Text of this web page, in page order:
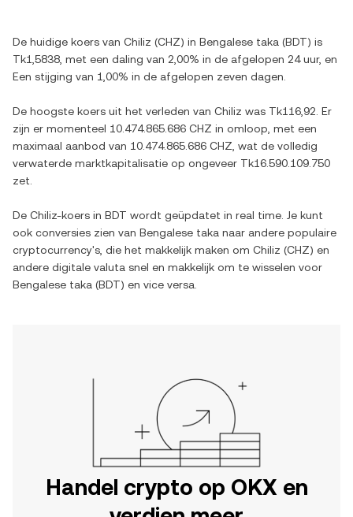
De huidige koers van Chiliz (CHZ) in Bengalese taka (BDT) is
Tk1,5838 , met een daling van 2,00% in de afgelopen 24 uur, en
Een stijging van 1,00% in de afgelopen zeven dagen.
De hoogste koers uit het verleden van Chiliz was Tk116,92 . Er
zijn er momenteel 10.474.865.686 CHZ in omloop, met een
maximaal aanbod van 10.474.865.686 CHZ , wat de volledig
verwaterde marktkapitalisatie op ongeveer Tk16.590.109.750
zet.
De Chiliz-koers in BDT wordt geüpdatet in real time. Je kunt
ook conversies zien van Bengalese taka naar andere populaire
cryptocurrency's, die het makkelijk maken om Chiliz (CHZ) en
andere digitale valuta snel en makkelijk om te wisselen voor
Bengalese taka (BDT) en vice versa.
Handel crypto op OKX en